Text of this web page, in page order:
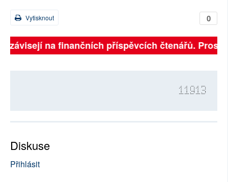
0
Vytisknout
na finančních příspěvcích čtenářů.
11913
Diskuse
Přihlásit